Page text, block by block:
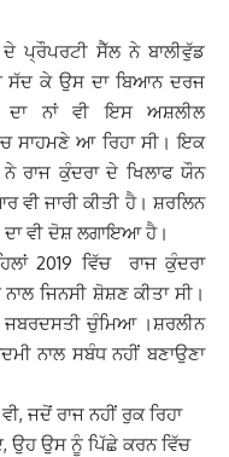
ਪ੍ਰੌਪਰਟੀ ਸੈੱਲ ਨੇ ਬਾਲੀਵੁੱਡ
ਸੱਦ ਕੇ ਉਸ ਦਾ ਬਿਆਨ ਦਰਜ
ਦਾ ਨਾਂ ਵੀ ਇਸ ਅਸ਼ਲੀਲ
ਸਾਹਮਣੇ ਆ ਰਿਹਾ ਸੀ।ਇਕ
ਰਾਜ ਕੁੰਦਰਾ ਦੇ ਖਿਲਾਫ ਯੌਨ
ਜਾਰੀ ਕੀਤੀ ਹੈ। ਸ਼ਰਲਿਨ
ਦਾ ਵੀ ਦੋਸ਼ ਲਗਾਇਆ ਹੈ।
2019 ਵਿੱਚ ਰਾਜ ਕੁੰਦਰਾ
ਜਿਨਸੀ ਸ਼ੋਸ਼ਣ ਕੀਤਾ ਸੀ।
ਜਬਰਦਸਤੀ ਚੁੰਮਿਆ ।ਸ਼ਰਲੀਨ
ਨਾਲ ਸਬੰਧ ਨਹੀਂ ਬਣਾਉਣਾ
ਜਦੋਂ ਰਾਜ ਨਹੀਂ ਰੁਕ ਰਿਹਾ
ਉਹ ਉਸ ਨੂੰ ਪਿੱਛੇ ਕਰਨ ਵਿੱਚ